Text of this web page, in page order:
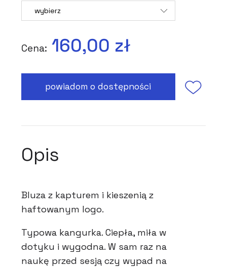
Cena: 160,00 zł
powiadom o dostępności
Opis
Bluza z kapturem i kieszenią z
haftowanym logo.
Typowa kangurka. Ciepła, miła w
dotyku i wygodna. W sam raz na
naukę przed sesją czy wypad na